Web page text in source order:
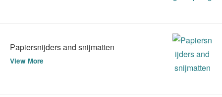
Papiersnijders and snijmatten
View More